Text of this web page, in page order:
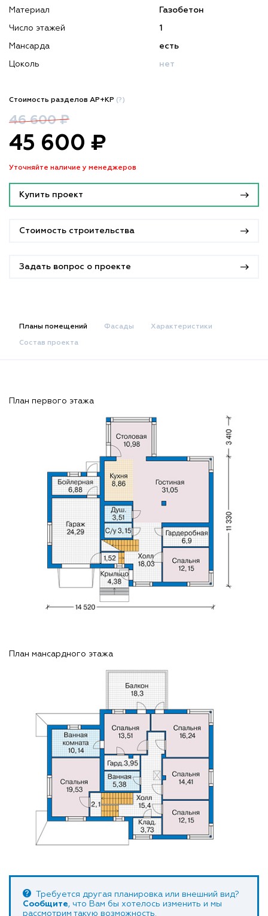
Материал Газобетон
Число этажей 1
Мансарда есть
Цоколь нет
Стоимость разделов АР+КР (?)
46 600 ₽
45 600 ₽
Уточняйте наличие у менеджеров
Купить проект
Стоимость строительства
Задать вопрос о проекте
Планы помещений Фасады Характеристики
Состав проекта
План первого этажа
План мансардного этажа
Требуется другая планировка или внешний вид?
Сообщите, что Вам бы хотелось изменить и мы
рассмотрим такую возможность.